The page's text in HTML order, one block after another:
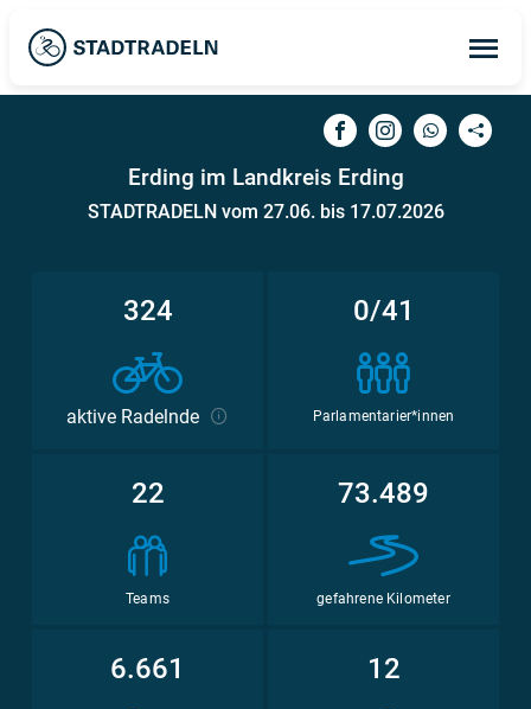
Erding im Landkreis Erding
STADTRADELN vom 27.06. bis 17.07.2026
324
aktive Radelnde
0/41
Parlamentarier*innen
22
Teams
73.489
gefahrene Kilometer
6.661 12